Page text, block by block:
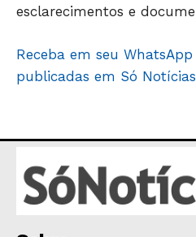
esclarecimentos e
Receba em seu
publicadas em Só